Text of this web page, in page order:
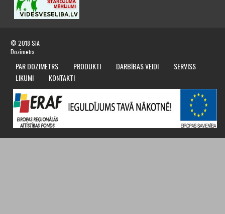
© 2018 SIA
Dozimetrs
PAR DOZIMETRS PRODUKTI DARBĪBAS VEIDI
SERVISS
LIKUMI
KONTAKTI